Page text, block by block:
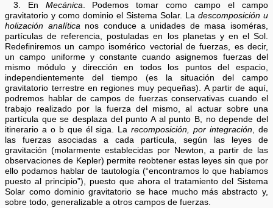
3. En Mecánica. Podemos tomar como campo el campo
gravitatorio y como dominio el Sistema Solar. La descomposición u
holización analíticanos conduce a unidades de masa isoméras,
partículas de referencia, postuladas en los planetas y en el Sol.
Redefiniremos un campo isomérico vectorial de fuerzas, es decir,
un campo uniforme y constante cuando asignemos fuerzas del
mismo módulo y dirección en todos los puntos del espacio,
independientemente del tiempo (es la situación del campo
gravitatorio terrestre en regiones muy pequeñas). A partir de aquí,
podremos hablar de campos de fuerzas conservativas cuando el
trabajo realizado por la fuerza del mismo, al actuar sobre una
partícula que se desplaza del punto A al punto B, no depende del
itinerario a o b que él siga. Larecomposición, por integración, de
las fuerzas asociadas a cada partícula, según las leyes de
gravitación (molarmente establecidas por Newton, a partir de las
observaciones de Kepler) permite reobtener estas leyes sin que por
ello podamos hablar de tautología (“encontramos lo que habíamos
puesto al principio”), puesto que ahora el tratamiento del Sistema
Solar como dominio gravitatorio se hace mucho más abstracto y,
sobre todo, generalizable a otros campos de fuerzas.